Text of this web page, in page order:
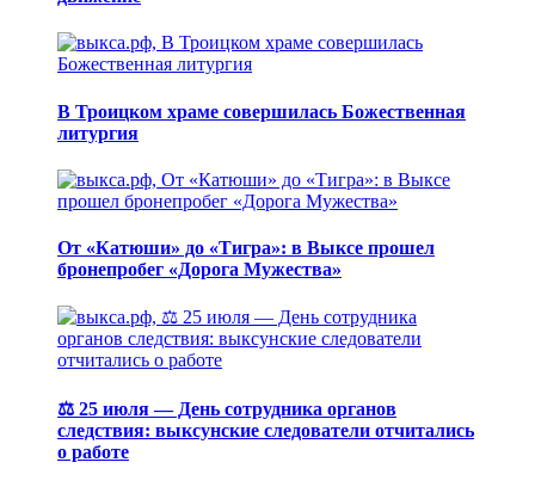
В Троицком храме совершилась Божественная
литургия
От «Катюши» до «Тигра»: в Выксе прошел
бронепробег «Дорога Мужества»
⚖️ 25 июля — День сотрудника органов
следствия: выксунские следователи отчитались
о работе